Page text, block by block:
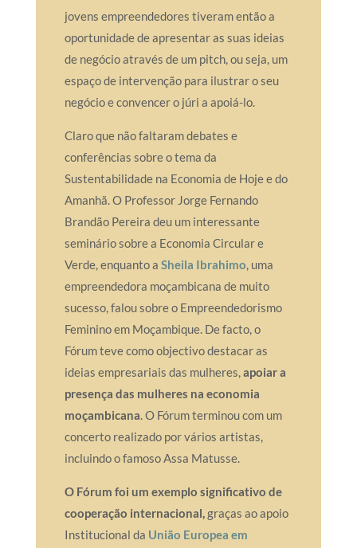
jovens empreendedores tiveram então a
oportunidade de apresentar as suas ideias
de negócio através de um pitch, ou seja, um
espaço de intervenção para ilustrar o seu
negócio e convencer o júri a apoiá-lo.
Claro que não faltaram debates e
conferências sobre o tema da
Sustentabilidade na Economia de Hoje e do
Amanhã. O Professor Jorge Fernando
Brandão Pereira deu um interessante
seminário sobre a Economia Circular e
Verde, enquanto a Sheila Ibrahimo, uma
empreendedora moçambicana de muito
sucesso, falou sobre o Empreendedorismo
Feminino em Moçambique. De facto, o
Fórum teve como objectivo destacar as
ideias empresariais das mulheres,apoiar a
presença das mulheres na economia
moçambicana. O Fórum terminou com um
concerto realizado por vários artistas,
incluindo o famoso Assa Matusse.
O Fórum foi um exemplo significativo de
cooperação internacional,graças ao apoio
Institucional da União Europea em